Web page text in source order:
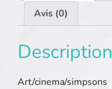
Avis (0)
Description
Art/cinema/simpsons